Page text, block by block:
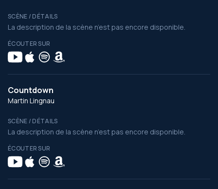
SCÈNE / DÉTAILS
La description de la scène n’est pas encore disponible.
ÉCOUTER SUR
Countdown
Martin Lingnau
SCÈNE / DÉTAILS
La description de la scène n’est pas encore disponible.
ÉCOUTER SUR